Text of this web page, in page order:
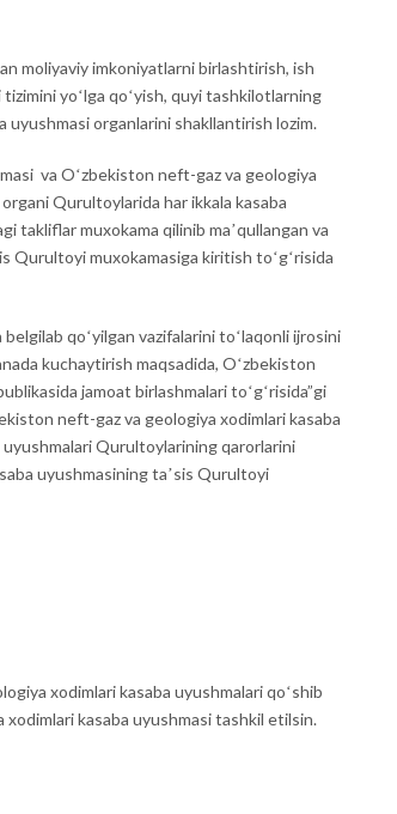
moliyaviy imkoniyatlarni birlashtirish, ish
yoʻlga qoʻyish, quyi tashkilotlarning
organlarini shakllantirish lozim.
va Oʻzbekiston neft-gaz va geologiya
Qurultoylarida har ikkala kasaba
takliflar muxokama qilinib maʼqullangan va
Qurultoyi muxokamasiga kiritish toʻgʻrisida
qoʻyilgan vazifalarini toʻlaqonli ijrosini
kuchaytirish maqsadida, Oʻzbekiston
jamoat birlashmalari toʻgʻrisida”gi
neft-gaz va geologiya xodimlari kasaba
Qurultoylarining qarorlarini
uyushmasining taʼsis Qurultoyi
xodimlari kasaba uyushmalari qoʻshib
kasaba uyushmasi tashkil etilsin.